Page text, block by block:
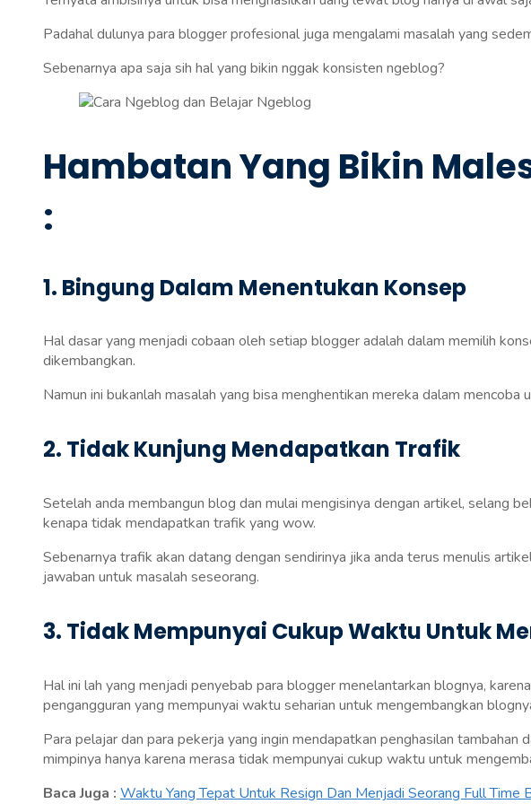
Padahal dulunya para blogger profesional juga mengalami masalah yang
Sebenarnya apa saja sih hal yang bikin nggak konsisten ngeblog?
Hambatan Yang Bikin
:
1. Bingung Dalam Menentukan Konsep
Hal dasar yang menjadi cobaan oleh setiap blogger adalah dalam memilih
dikembangkan.
Namun ini bukanlah masalah yang bisa menghentikan mereka dalam mencoba
2. Tidak Kunjung Mendapatkan Trafik
Setelah anda membangun blog dan mulai mengisinya dengan artikel, selang
kenapa tidak mendapatkan trafik yang wow.
Sebenarnya trafik akan datang dengan sendirinya jika anda terus menulis
jawaban untuk masalah seseorang.
3. Tidak Mempunyai Cukup Waktu Untuk
Hal ini lah yang menjadi penyebab para blogger menelantarkan blognya,
pengangguran yang mempunyai waktu seharian untuk mengembangkan
Para pelajar dan para pekerja yang ingin mendapatkan penghasilan tambahan
mimpinya hanya karena merasa tidak mempunyai cukup waktu untuk
Baca Juga : Waktu Yang Tepat Untuk Resign Dan Menjadi Seorang Full Time